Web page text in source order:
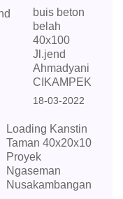
buis beton
belah
40x100
Jl.jend
Ahmadyani
CIKAMPEK
18-03-2022
Loading Kanstin
Taman 40x20x10
Proyek
Ngaseman
Nusakambangan